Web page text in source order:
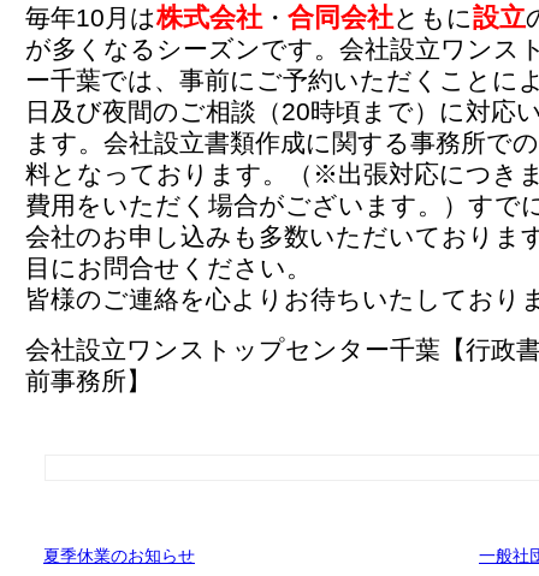
毎年10月は株式会社 ・ 合同会社ともに設立
が多くなるシーズンです。会社設立ワンス
ー千葉では、事前にご予約いただくことに
日及び夜間のご相談（20時頃まで）に対応
ます。会社設立書類作成に関する事務所で
料となっております。（※出張対応につき
費用をいただく場合がございます。）すで
会社のお申し込みも多数いただいておりま
目にお問合せください。
皆様のご連絡を心よりお待ちいたしており
会社設立ワンストップセンター千葉【行政
前事務所】
夏季休業のお知らせ 一般社